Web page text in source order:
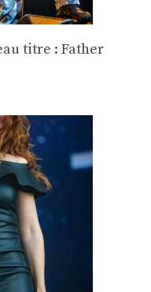
titre : Father